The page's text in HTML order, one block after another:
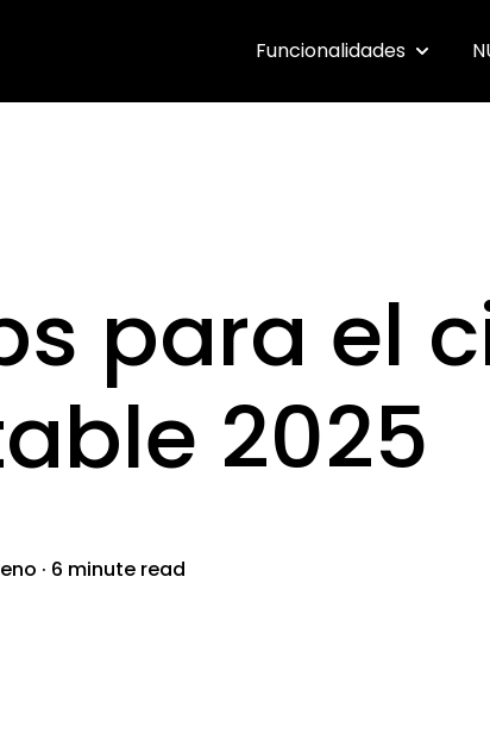
Funcionalidades Show
para el
2025
· 6 minute read